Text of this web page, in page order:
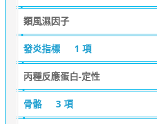
類風濕因子
發炎指標 1 項
丙種反應蛋白-定性
骨骼 3 項